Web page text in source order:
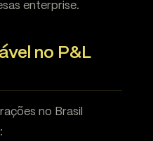
enterprise.
no P&L
no Brasil